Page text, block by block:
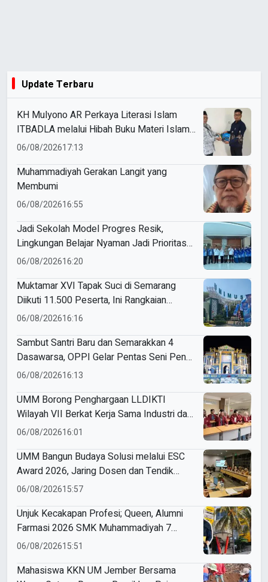
Update Terbaru
KH Mulyono AR Perkaya Literasi Islam
ITBADLA melalui Hibah Buku Materi Islam
5 Jilid
06/08/202617:13
Muhammadiyah Gerakan Langit yang
Membumi
06/08/202616:55
Jadi Sekolah Model Progres Resik,
Lingkungan Belajar Nyaman Jadi Prioritas
Smamio Gresik
06/08/202616:20
Muktamar XVI Tapak Suci di Semarang
Diikuti 11.500 Peserta, Ini Rangkaian
Agendanya
06/08/202616:16
Sambut Santri Baru dan Semarakkan 4
Dasawarsa, OPPI Gelar Pentas Seni Penuh
Makna
06/08/202616:13
UMM Borong Penghargaan LLDIKTI
Wilayah VII Berkat Kerja Sama Industri dan
Internasional yang Berdampak
06/08/202616:01
UMM Bangun Budaya Solusi melalui ESC
Award 2026, Jaring Dosen dan Tendik
Inovatif
06/08/202615:57
Unjuk Kecakapan Profesi; Queen, Alumni
Farmasi 2026 SMK Muhammadiyah 7
Gondanglegi Berhasil Kerja Sebelum Lulus
06/08/202615:51
Mahasiswa KKN UM Jember Bersama